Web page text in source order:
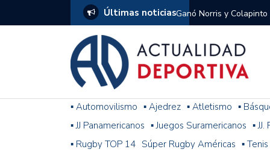
Últimas noticiasGanó Norris y
1
El penal de Barracas
Monumental
Se jugó una nueva
Arrancó el Torneo
▪ Automovilismo ▪ Ajedrez ▪ Atletismo ▪
▪ JJ Panamericanos ▪ Juegos Suramericanos ▪
▪ Rugby TOP 14 Súper Rugby Américas ▪ Tenis